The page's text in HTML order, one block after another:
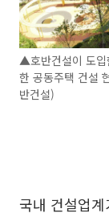
▲호반건설이 도입
한 공동주택 건설
반건설)
국내 건설업